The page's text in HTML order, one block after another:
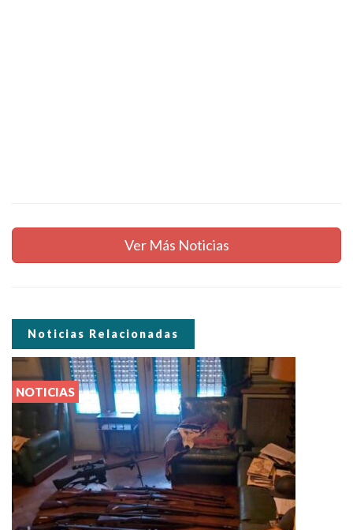
Ver Más Noticias
Noticias Relacionadas
NOTICIAS